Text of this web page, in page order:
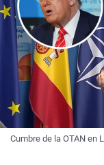
Cumbre de la OTAN en